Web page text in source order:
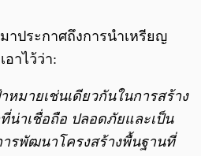
าประกาศถึงการนำเหรียญ
อาไว้ว่า:
าหมายเช่นเดียวกันในการสร้าง
น่าเชื่อถือ ปลอดภัยและเป็น
รพัฒนาโครงสร้างพื้นฐานที่